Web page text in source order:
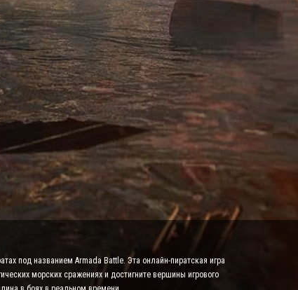
под названием Armada Battle. Эта онлайн-пиратская игра
морских сражениях и достигните вершины игрового